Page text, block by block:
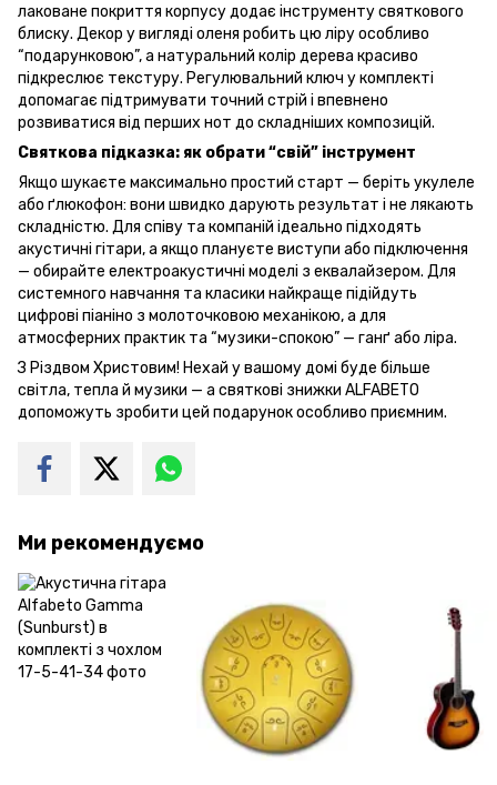
лаковане покриття корпусу додає інструменту святкового
блиску. Декор у вигляді оленя робить цю ліру особливо
“подарунковою”, а натуральний колір дерева красиво
підкреслює текстуру. Регулювальний ключ у комплекті
допомагає підтримувати точний стрій і впевнено
розвиватися від перших нот до складніших композицій.
Святкова підказка: як обрати “свій” інструмент
Якщо шукаєте максимально простий старт — беріть укулеле
або ґлюкофон: вони швидко дарують результат і не лякають
складністю. Для співу та компаній ідеально підходять
акустичні гітари, а якщо плануєте виступи або підключення
— обирайте електроакустичні моделі з еквалайзером. Для
системного навчання та класики найкраще підійдуть
цифрові піаніно з молоточковою механікою, а для
атмосферних практик та “музики-спокою” — ганґ або ліра.
З Різдвом Христовим! Нехай у вашому домі буде більше
світла, тепла й музики — а святкові знижки ALFABETO
допоможуть зробити цей подарунок особливо приємним.
Ми рекомендуємо